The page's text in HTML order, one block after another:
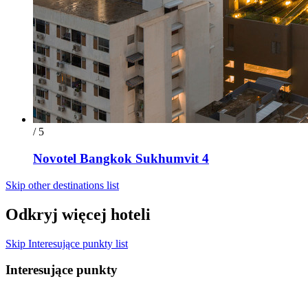
/ 5
Novotel Bangkok Sukhumvit 4
Skip other destinations list
Odkryj więcej hoteli
Skip Interesujące punkty list
Interesujące punkty